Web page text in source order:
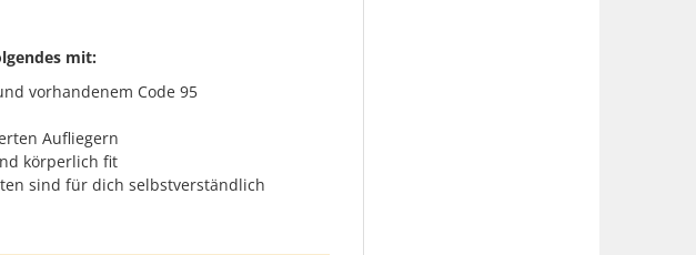
mit:
vorhandenem Code 95
Aufliegern
körperlich fit
sind für dich selbstverständlich